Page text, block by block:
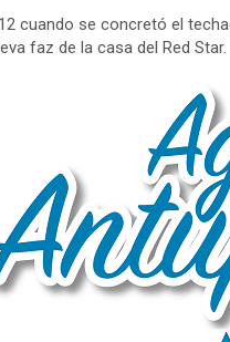
cuando se concretó el
faz de la casa del Red Star.